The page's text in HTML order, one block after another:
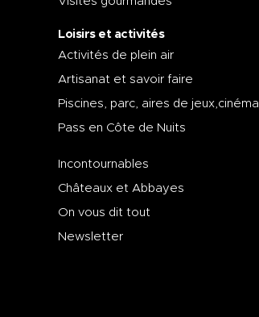
Loisirs et activités
Activités de plein air
Artisanat et savoir faire
Piscines, parc, aires de jeux,cinéma
Pass en Côte de Nuits
Incontournables
Châteaux et Abbayes
On vous dit tout
Newsletter